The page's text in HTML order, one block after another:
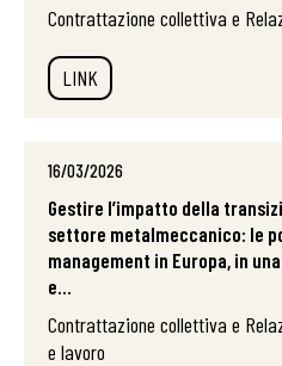
Contrattazione collettiva e
LINK
16/03/2026
Gestire l’impatto della
settore metalmeccanico: le
management in Europa, in
e...
Contrattazione collettiva e
e lavoro